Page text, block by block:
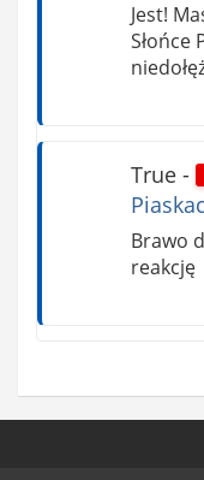
Jest!
Słońce
True-
Brawo
reakcję